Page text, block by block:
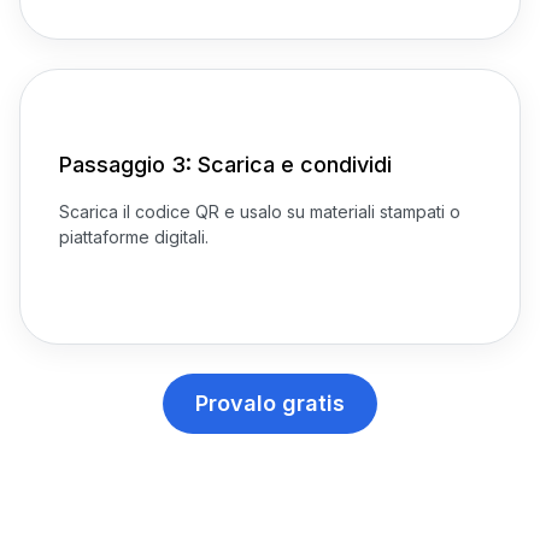
Passaggio 3: Scarica e condividi
Scarica il codice QR e usalo su materiali stampati o
piattaforme digitali.
Provalo gratis